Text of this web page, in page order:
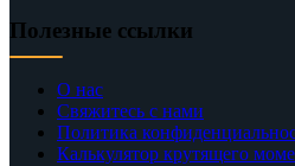
Полезные ссылки
О нас
Свяжитесь с нами
Политика
Калькулятор крутящего